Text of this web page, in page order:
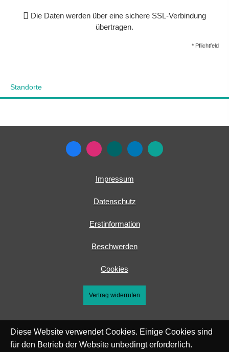
Die Daten werden über eine sichere SSL-Verbindung
übertragen.
* Pflichtfeld
Standorte
Impressum
Datenschutz
Erstinformation
Beschwerden
Cookies
Vertrag widerrufen
Diese Website verwendet Cookies. Einige Cookies sind
für den Betrieb der Website unbedingt erforderlich.